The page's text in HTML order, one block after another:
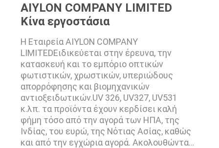
AIYLON COMPANY LIMITED
Κίνα εργοστάσια
Η Εταιρεία AIYLON COMPANY
LIMITEDΕιδικεύεται στην έρευνα, την
κατασκευή και το εμπόριο οπτικών
φωτιστικών, χρωστικών, υπεριώδους
απορρόφησης και βιομηχανικών
αντιοξειδωτικών.UV 326, UV327, UV531
κ.λπ. τα προϊόντα έχουν κερδίσει καλή
φήμη τόσο από την αγορά των ΗΠΑ, της
Ινδίας, του ευρώ, της Νότιας Ασίας, καθώς
και από την εγχώρια αγορά. Ακολουθώντας